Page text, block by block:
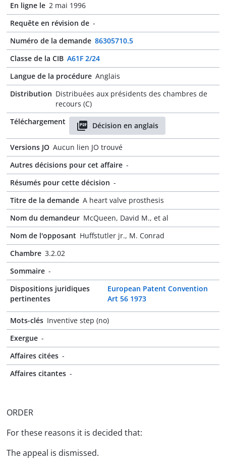
En ligne le 2 mai 1996
Requête en révision de -
Numéro de la demande 86305710.5
Classe de la CIB A61F 2/24
Langue de la procédure Anglais
Distribution Distribuées aux présidents des chambres de
recours (C)
Téléchargement
Décision en anglais
Versions JO Aucun lien JO trouvé
Autres décisions pour cet affaire -
Résumés pour cette décision -
Titre de la demande A heart valve prosthesis
Nom du demandeur McQueen, David M., et al
Nom de l'opposant Huffstutler jr., M. Conrad
Chambre 3.2.02
Sommaire -
Dispositions juridiques
pertinentes
European Patent Convention
Art 56 1973
Mots-clés Inventive step (no)
Exergue -
Affaires citées -
Affaires citantes -
ORDER
For these reasons it is decided that:
The appeal is dismissed.